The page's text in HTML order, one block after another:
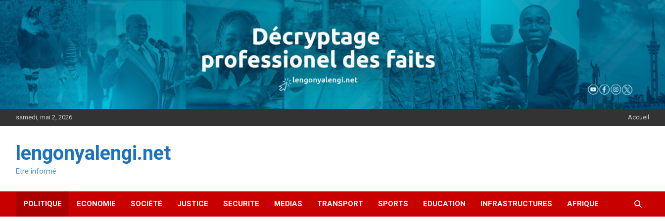
Aller
contenu
samedi, mai 2, 2026 Accueil
lengonyalengi.net
Etre informé
POLITIQUE ECONOMIE SOCIÉTÉ JUSTICE SECURITE MEDIAS TRANSPORT SPORTS EDUCATION INFRASTRUCTURES AFRIQUE